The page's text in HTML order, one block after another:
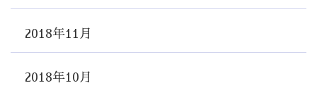
2018年11月
2018年10月